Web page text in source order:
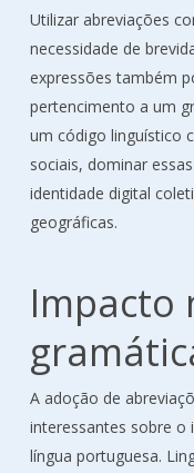
Utilizar abreviações
necessidade de
expressões também
pertencimento a um
um código linguístico
sociais, dominar
identidade digital
geográficas.
Impacto
A adoção de
interessantes sobre o
língua portuguesa.